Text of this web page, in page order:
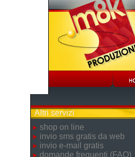
Altri servizi
shop on line
invio sms gratis da web
invio e-mail gratis
domande frequenti (FAQ)